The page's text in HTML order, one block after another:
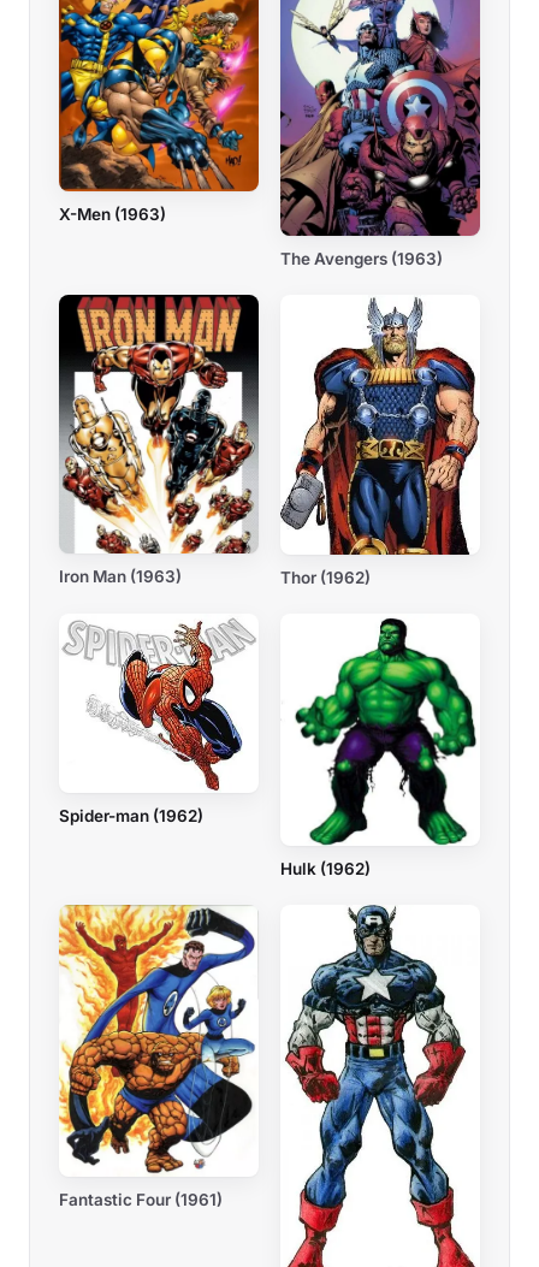
X-Men (1963)
The Avengers (1963)
Iron Man (1963) Thor (1962)
Spider-man (1962)
Hulk (1962)
Fantastic Four (1961)